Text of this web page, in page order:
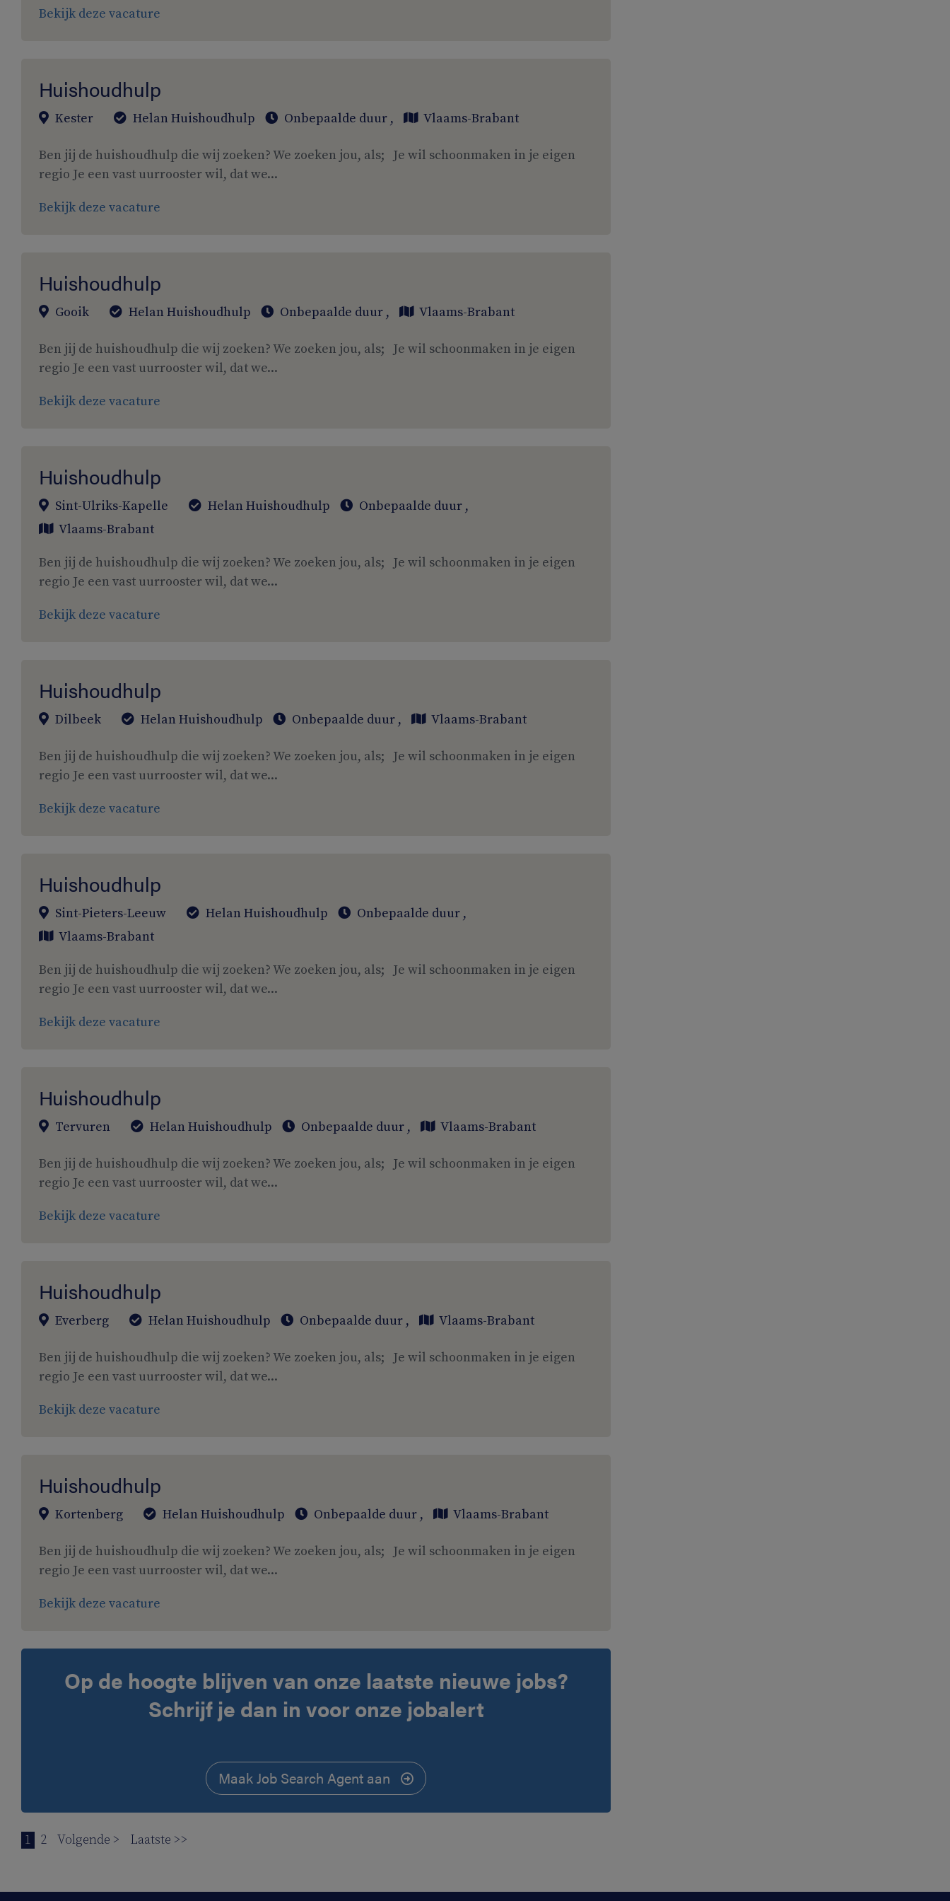
Bekijk deze vacature
Huishoudhulp
Kester Helan Huishoudhulp Onbepaalde duur , Vlaams-Brabant
Ben jij de huishoudhulp die wij zoeken? We zoeken jou, als; Je wil schoonmaken in je eigen
regio Je een vast uurrooster wil, dat we...
Bekijk deze vacature
Huishoudhulp
Gooik Helan Huishoudhulp Onbepaalde duur , Vlaams-Brabant
Ben jij de huishoudhulp die wij zoeken? We zoeken jou, als; Je wil schoonmaken in je eigen
regio Je een vast uurrooster wil, dat we...
Bekijk deze vacature
Huishoudhulp
Sint-Ulriks-Kapelle Helan Huishoudhulp Onbepaalde duur ,
Vlaams-Brabant
Ben jij de huishoudhulp die wij zoeken? We zoeken jou, als; Je wil schoonmaken in je eigen
regio Je een vast uurrooster wil, dat we...
Bekijk deze vacature
Huishoudhulp
Dilbeek Helan Huishoudhulp Onbepaalde duur , Vlaams-Brabant
Ben jij de huishoudhulp die wij zoeken? We zoeken jou, als; Je wil schoonmaken in je eigen
regio Je een vast uurrooster wil, dat we...
Bekijk deze vacature
Huishoudhulp
Sint-Pieters-Leeuw Helan Huishoudhulp Onbepaalde duur ,
Vlaams-Brabant
Ben jij de huishoudhulp die wij zoeken? We zoeken jou, als; Je wil schoonmaken in je eigen
regio Je een vast uurrooster wil, dat we...
Bekijk deze vacature
Huishoudhulp
Tervuren Helan Huishoudhulp Onbepaalde duur , Vlaams-Brabant
Ben jij de huishoudhulp die wij zoeken? We zoeken jou, als; Je wil schoonmaken in je eigen
regio Je een vast uurrooster wil, dat we...
Bekijk deze vacature
Huishoudhulp
Everberg Helan Huishoudhulp Onbepaalde duur , Vlaams-Brabant
Ben jij de huishoudhulp die wij zoeken? We zoeken jou, als; Je wil schoonmaken in je eigen
regio Je een vast uurrooster wil, dat we...
Bekijk deze vacature
Huishoudhulp
Kortenberg Helan Huishoudhulp Onbepaalde duur , Vlaams-Brabant
Ben jij de huishoudhulp die wij zoeken? We zoeken jou, als; Je wil schoonmaken in je eigen
regio Je een vast uurrooster wil, dat we...
Bekijk deze vacature
Op de hoogte blijven van onze laatste nieuwe jobs?
Schrijf je dan in voor onze jobalert
Maak Job Search Agent aan
1 2 Volgende > Laatste >>